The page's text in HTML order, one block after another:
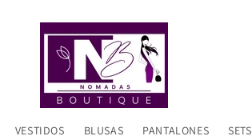
VESTIDOS BLUSAS PANTALONES SETS